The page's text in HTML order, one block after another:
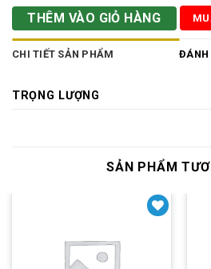
THÊM VÀO GIỎ HÀNG
CHI TIẾT SẢN PHẨM ĐÁNH
TRỌNG LƯỢNG
SẢN PHẨM